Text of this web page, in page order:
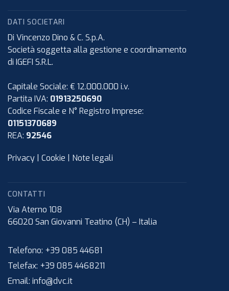
DATI SOCIETARI
Di Vincenzo Dino & C. S.p.A.
Società soggetta alla gestione e coordinamento
di IGEFI S.R.L.
Capitale Sociale: € 12.000.000 i.v.
Partita IVA: 01913250690
Codice Fiscale e N° Registro Imprese:
01151370689
REA: 92546
Privacy Cookie Note legali
CONTATTI
Via Aterno 108
66020 San Giovanni Teatino (CH) – Italia
Telefono: +39 085 44681
Telefax: +39 085 4468211
Email: info@dvc.it